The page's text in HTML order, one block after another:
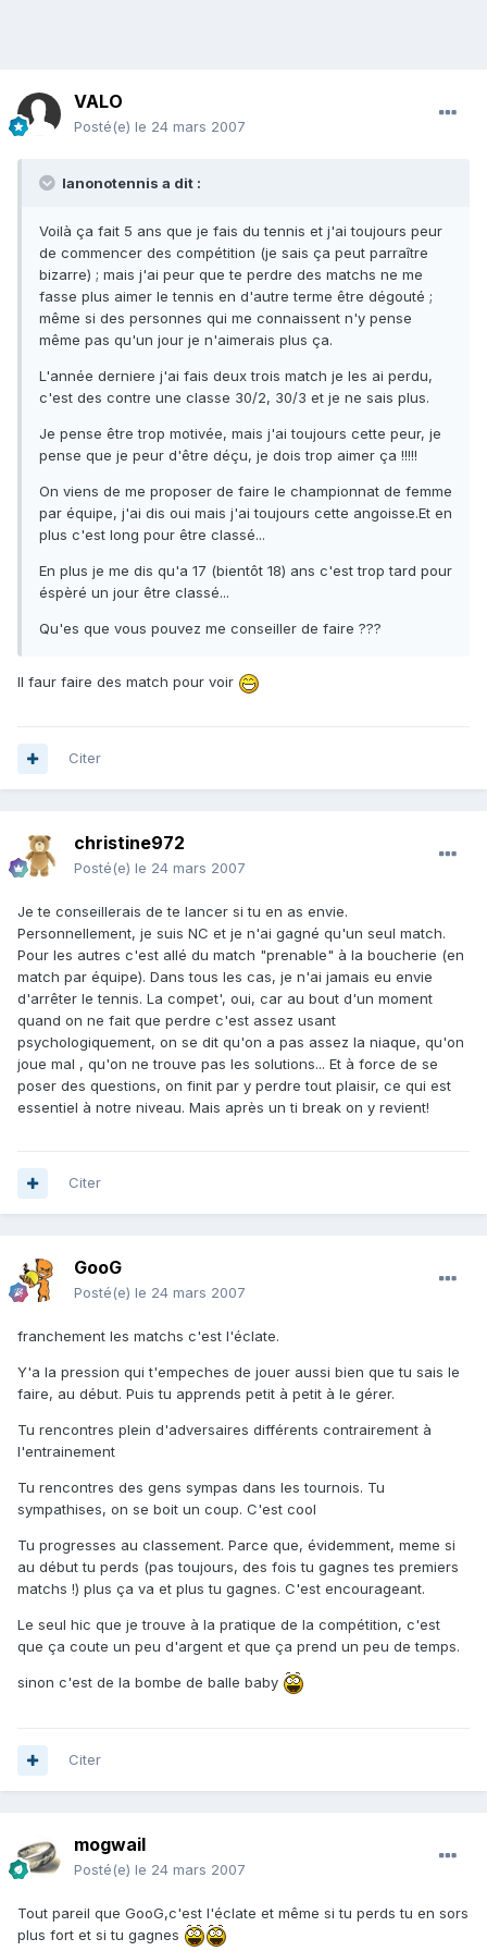
VALO
Posté(e) le 24 mars 2007
lanonotennis a dit :
Voilà ça fait 5 ans que je fais du tennis et j'ai toujours peur
de commencer des compétition (je sais ça peut parraître
bizarre) ; mais j'ai peur que te perdre des matchs ne me
fasse plus aimer le tennis en d'autre terme être dégouté ;
même si des personnes qui me connaissent n'y pense
même pas qu'un jour je n'aimerais plus ça.
L'année derniere j'ai fais deux trois match je les ai perdu,
c'est des contre une classe 30/2, 30/3 et je ne sais plus.
Je pense être trop motivée, mais j'ai toujours cette peur, je
pense que je peur d'être déçu, je dois trop aimer ça !!!!!
On viens de me proposer de faire le championnat de femme
par équipe, j'ai dis oui mais j'ai toujours cette angoisse.Et en
plus c'est long pour être classé...
En plus je me dis qu'a 17 (bientôt 18) ans c'est trop tard pour
éspèré un jour être classé...
Qu'es que vous pouvez me conseiller de faire ???
Il faur faire des match pour voir
Citer
christine972
Posté(e) le 24 mars 2007
Je te conseillerais de te lancer si tu en as envie.
Personnellement, je suis NC et je n'ai gagné qu'un seul match.
Pour les autres c'est allé du match "prenable" à la boucherie (en
match par équipe). Dans tous les cas, je n'ai jamais eu envie
d'arrêter le tennis. La compet', oui, car au bout d'un moment
quand on ne fait que perdre c'est assez usant
psychologiquement, on se dit qu'on a pas assez la niaque, qu'on
joue mal , qu'on ne trouve pas les solutions... Et à force de se
poser des questions, on finit par y perdre tout plaisir, ce qui est
essentiel à notre niveau. Mais après un ti break on y revient!
Citer
GooG
Posté(e) le 24 mars 2007
franchement les matchs c'est l'éclate.
Y'a la pression qui t'empeches de jouer aussi bien que tu sais le
faire, au début. Puis tu apprends petit à petit à le gérer.
Tu rencontres plein d'adversaires différents contrairement à
l'entrainement
Tu rencontres des gens sympas dans les tournois. Tu
sympathises, on se boit un coup. C'est cool
Tu progresses au classement. Parce que, évidemment, meme si
au début tu perds (pas toujours, des fois tu gagnes tes premiers
matchs !) plus ça va et plus tu gagnes. C'est encourageant.
Le seul hic que je trouve à la pratique de la compétition, c'est
que ça coute un peu d'argent et que ça prend un peu de temps.
sinon c'est de la bombe de balle baby
Citer
mogwail
Posté(e) le 24 mars 2007
Tout pareil que GooG,c'est l'éclate et même si tu perds tu en sors
plus fort et si tu gagnes